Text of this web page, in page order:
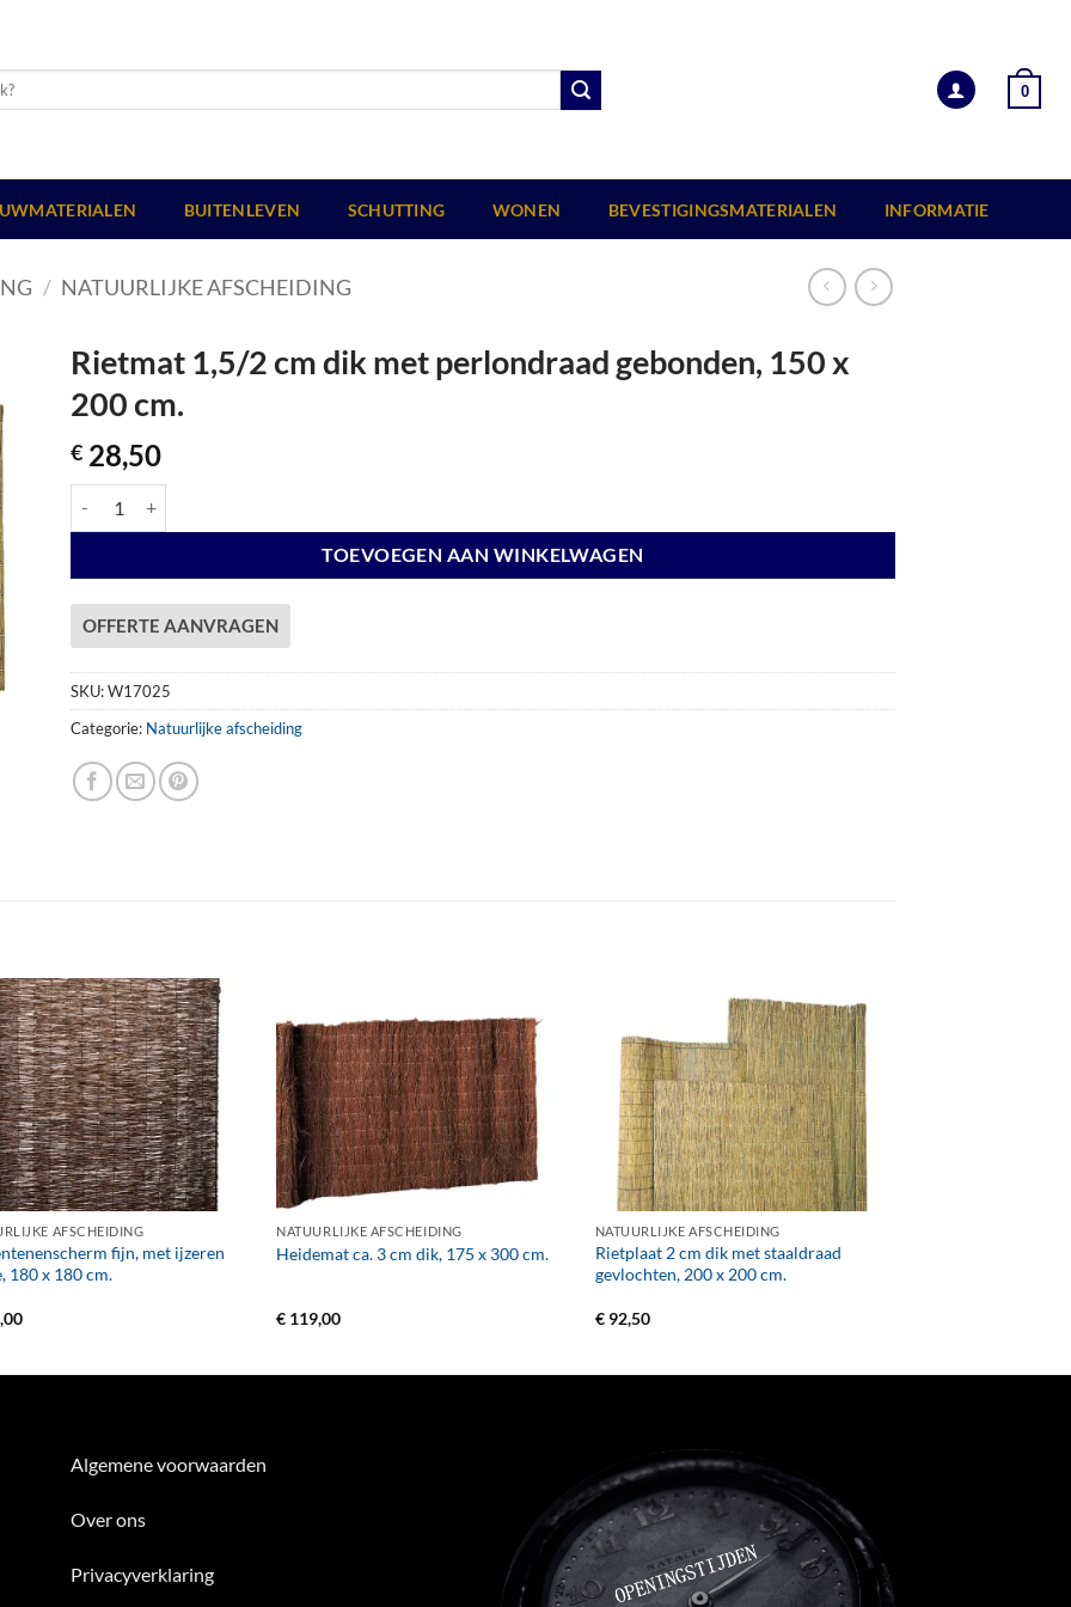
0
BUITENLEVEN SCHUTTING WONEN BEVESTIGINGSMATERIALEN INFORMATIE
/ NATUURLIJKE AFSCHEIDING
Rietmat 1,5/2 cm dik met perlondraad gebonden, 150 x
200 cm.
€ 28,50
TOEVOEGEN AAN WINKELWAGEN
OFFERTE AANVRAGEN
SKU:W17025
Categorie: Natuurlijke afscheiding
AFSCHEIDING
fijn, met ijzeren
180 x 180 cm.
NATUURLIJKE AFSCHEIDING
Heidemat ca. 3 cm dik, 175 x 300 cm.
€ 119,00
+
NATUURLIJKE AFSCHEIDING
Rietplaat 2 cm dik met staaldraad
gevlochten, 200 x 200 cm.
€92,50
Algemene voorwaarden
Over ons
Privacyverklaring